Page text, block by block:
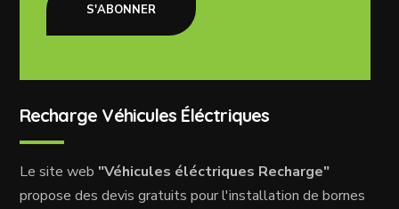
S'ABONNER
Recharge Véhicules Éléctriques
Le site web "Véhicules éléctriques Recharge"
propose des devis gratuits pour l'installation de bornes